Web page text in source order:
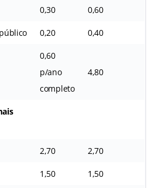
0,30 0,60
0,20 0,40
0,60
p/ano
completo
4,80
2,70 2,70
1,50 1,50